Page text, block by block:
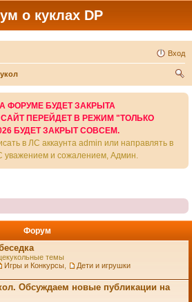
о куклах DP
Вход
ФОРУМЕ БУДЕТ ЗАКРЫТА
ПЕРЕЙДЕТ В РЕЖИМ "ТОЛЬКО
БУДЕТ ЗАКРЫТ СОВСЕМ.
в ЛС аккаунта admin или направлять в
уважением и сожалением, Админ.
Форум
темы
Игры и Конкурсы
Дети и игрушки
Обсуждаем новые публикации на